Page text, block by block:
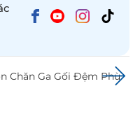
Chăn Ga Gối Đệm Phù